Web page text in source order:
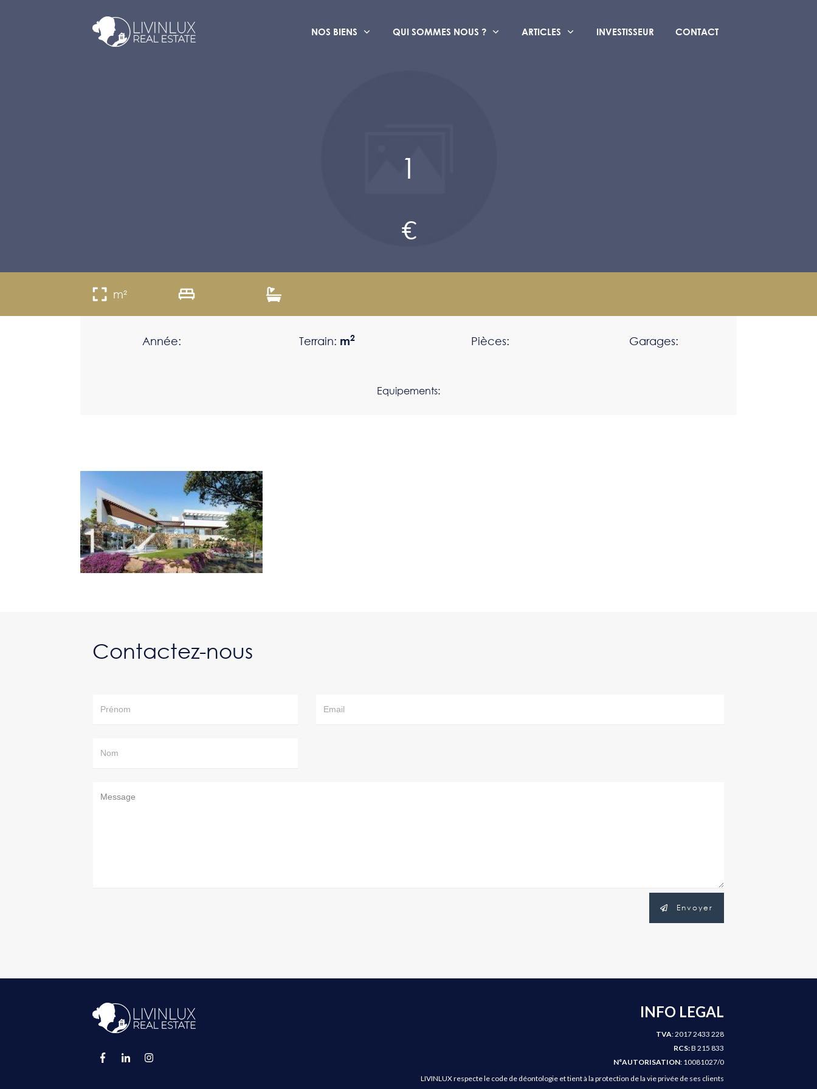
NOS BIENS QUI SOMMES NOUS ? ARTICLES INVESTISSEUR CONTACT
1
€
m²
Année: Terrain: m2 Pièces: Garages:
Equipements:
Contactez-nous
Envoyer
INFO LEGAL
TVA: 2017 2433 228
RCS:B 215 833
N°AUTORISATION: 10081027/0
LIVINLUX respecte le code de déontologie et tient à la protection de la vie privée de ses clients